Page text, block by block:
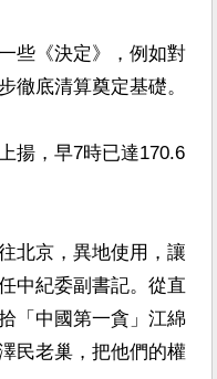
些《決定》，例如對
徹底清算奠定基礎。
揚，早7時已達170.6
北京，異地使用，讓
中紀委副書記。從直
「中國第一貪」江綿
民老巢，把他們的權